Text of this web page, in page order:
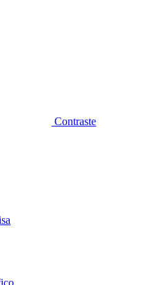
Contraste